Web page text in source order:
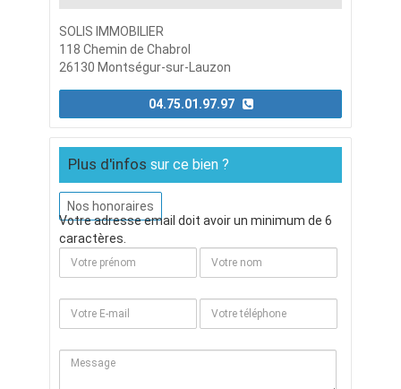
SOLIS IMMOBILIER
118 Chemin de Chabrol
26130 Montségur-sur-Lauzon
Plus d'infos sur ce bien ?
Nos honoraires
Votre adresse email doit avoir un minimum de 6
caractères.